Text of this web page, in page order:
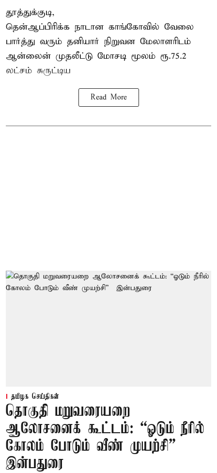
தூத்துக்குடி,
தென்ஆப்பிரிக்க நாடான காங்கோவில் வேலை
பார்த்து வரும் தனியார் நிறுவன மேலாளரிடம்
ஆன்லைன் முதலீட்டு மோசடி மூலம் ரூ.75.2
லட்சம் சுருட்டிய
Read More
தமிழக செய்திகள்
தொகுதி மறுவரையறை
ஆலோசனைக் கூட்டம்: “ஓடும் நீரில்
கோலம் போடும் வீண் முயற்சி” –
இன்பதுரை